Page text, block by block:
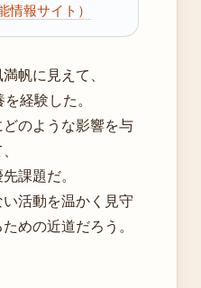
報サイト）
帆に見えて、
経験した。
のような影響を与
課題だ。
活動を温かく見守
めの近道だろう。